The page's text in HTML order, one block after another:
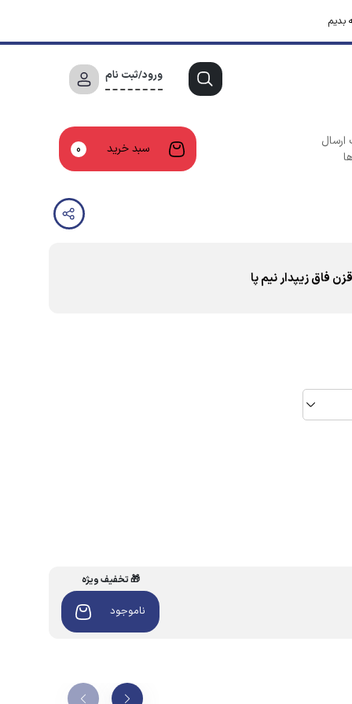
بدیم
ورود/ثبت نام
ارسال
سبد خرید 0
🎁 تخفیف ویژه
ناموجود